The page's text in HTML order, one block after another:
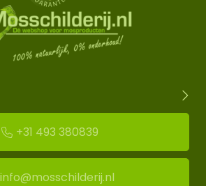
+31 493 380839
info@mosschilderij.nl